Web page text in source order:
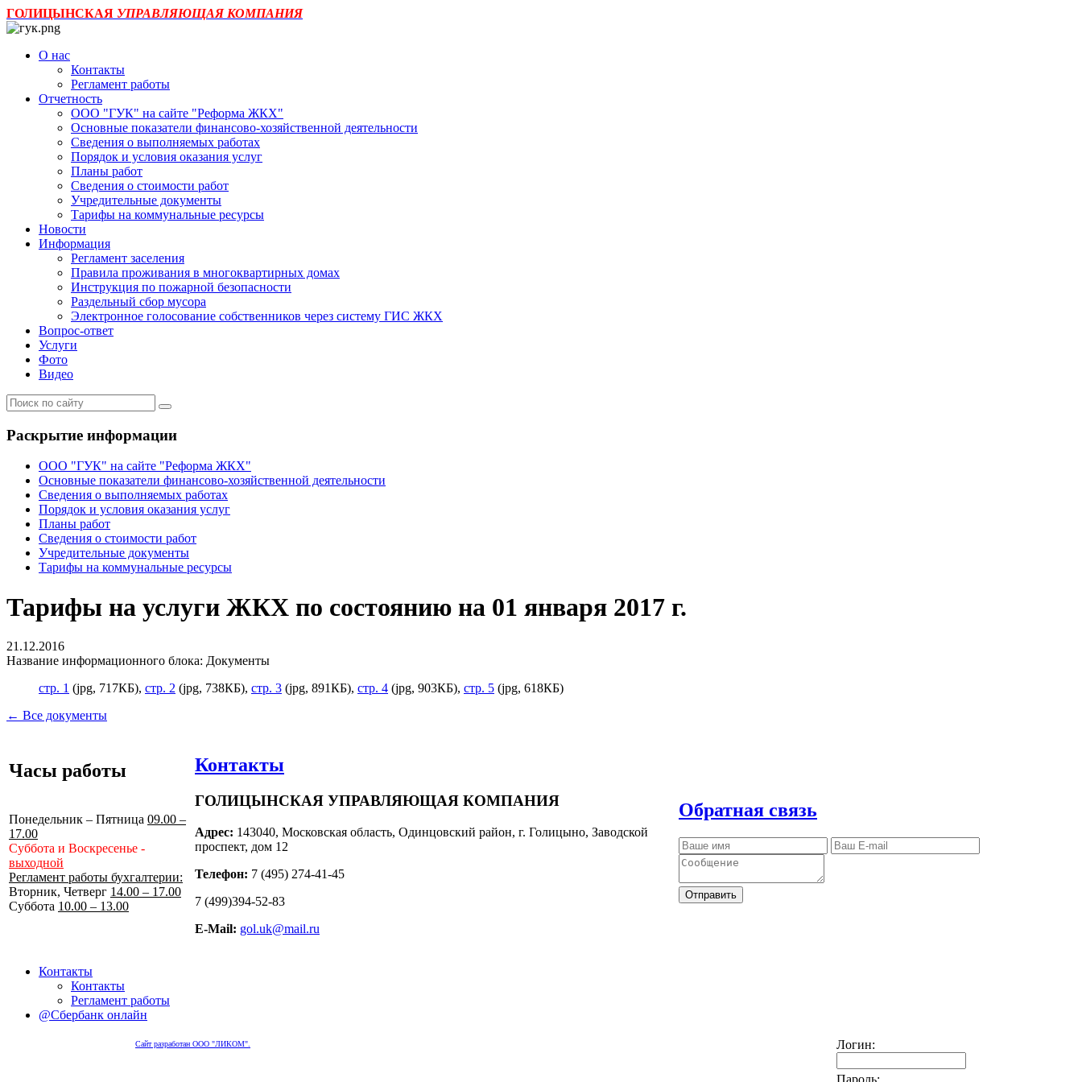
ГОЛИЦЫНСКАЯ УПРАВЛЯЮЩАЯ КОМПАНИЯ
О нас
Контакты
Регламент работы
Отчетность
ООО "ГУК" на сайте "Реформа ЖКХ"
Основные показатели финансово-хозяйственной деятельности
Сведения о выполняемых работах
Порядок и условия оказания услуг
Планы работ
Сведения о стоимости работ
Учредительные документы
Тарифы на коммунальные ресурсы
Новости
Информация
Регламент заселения
Правила проживания в многоквартирных домах
Инструкция по пожарной безопасности
Раздельный сбор мусора
Электронное голосование собственников через систему ГИС ЖКХ
Вопрос-ответ
Услуги
Фото
Видео
Раскрытие информации
ООО "ГУК" на сайте "Реформа ЖКХ"
Основные показатели финансово-хозяйственной деятельности
Сведения о выполняемых работах
Порядок и условия оказания услуг
Планы работ
Сведения о стоимости работ
Учредительные документы
Тарифы на коммунальные ресурсы
Тарифы на услуги ЖКХ по состоянию на 01 января 2017 г.
21.12.2016
Название информационного блока: Документы
стр. 1 (jpg, 717КБ), стр. 2 (jpg, 738КБ), стр. 3 (jpg, 891КБ), стр. 4 (jpg, 903КБ), стр. 5 (jpg, 618КБ)
← Все документы
Часы работы
Понедельник – Пятница 09.00 –
17.00
Суббота и Воскресенье -
выходной
Регламент работы бухгалтерии:
Вторник, Четверг 14.00 – 17.00
Суббота 10.00 – 13.00
Контакты
ГОЛИЦЫНСКАЯ УПРАВЛЯЮЩАЯ КОМПАНИЯ
Адрес: 143040, Московская область, Одинцовский район, г. Голицыно, Заводской
проспект, дом 12
Телефон: 7 (495) 274-41-45
7 (499)394-52-83
E-Mail: gol.uk@mail.ru
Обратная связь
Отправить
Контакты
Контакты
Регламент работы
@Сбербанк онлайн
Логин:
Сайт разработан ООО "ЛИКОМ".